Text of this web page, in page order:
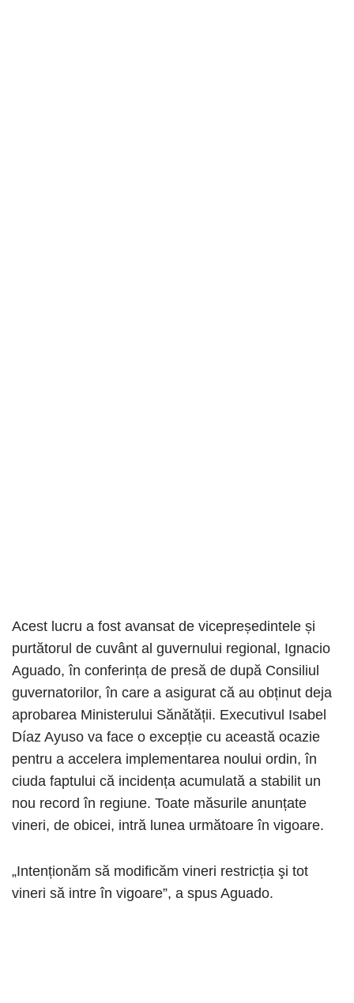
Acest lucru a fost avansat de vicepreședintele și
purtătorul de cuvânt al guvernului regional, Ignacio
Aguado, în conferința de presă de după Consiliul
guvernatorilor, în care a asigurat că au obținut deja
aprobarea Ministerului Sănătății. Executivul Isabel
Díaz Ayuso va face o excepție cu această ocazie
pentru a accelera implementarea noului ordin, în
ciuda faptului că incidența acumulată a stabilit un
nou record în regiune. Toate măsurile anunțate
vineri, de obicei, intră lunea următoare în vigoare.
„Intenționăm să modificăm vineri restricția şi tot
vineri să intre în vigoare”, a spus Aguado.